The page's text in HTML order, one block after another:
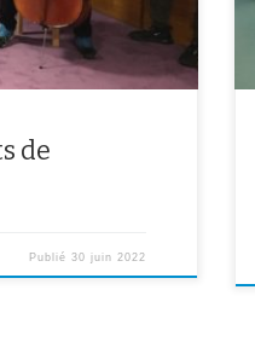
de
Publié30 juin 2022